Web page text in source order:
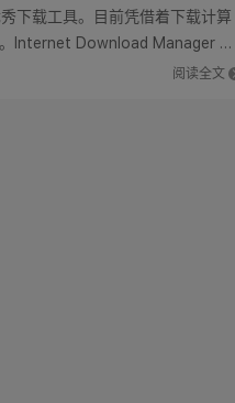
下载工具。目前凭借着下载计算
Internet Download Manager 提
阅读全文